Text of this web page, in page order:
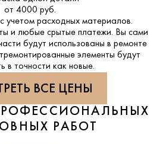
от 4000 руб.
учетом расходных материалов.
и любые срытые платежи. Вы сами
будут использованы в ремонте
элементы будут
в точности как новые.
ВСЕ ЦЕНЫ
РАБОТ